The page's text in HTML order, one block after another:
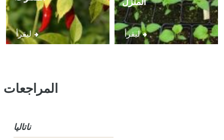
ليقرأ
المنزل
ليقرأ
المراجعات
ناتاليا